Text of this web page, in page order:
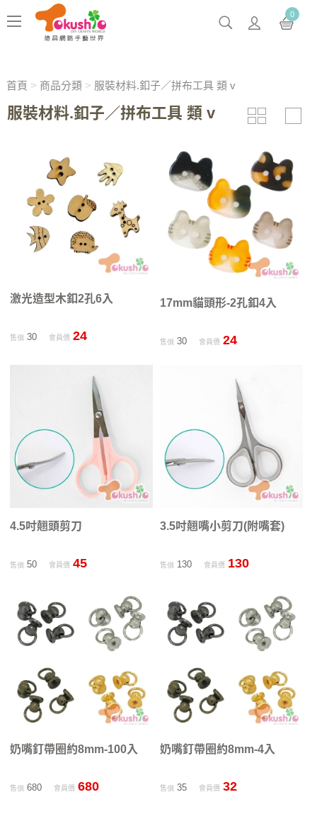
0
首頁 > 商品分類> 服裝材料.釦子／拼布工具 類 v
服裝材料.釦子／拼布工具 類 v
激光造型木釦2孔6入
售價30 會員價 24
17mm貓頭形-2孔釦4入
售價 30 會員價 24
4.5吋翹頭剪刀
售價50 會員價 45
3.5吋翹嘴小剪刀(附嘴套)
售價 130 會員價 130
奶嘴釘帶圈約8mm-100入
售價680 會員價 680
奶嘴釘帶圈約8mm-4入
售價 35 會員價 32